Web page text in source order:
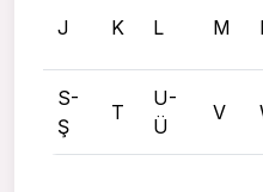
J K L M
S-
Ş
T
U-
Ü
V